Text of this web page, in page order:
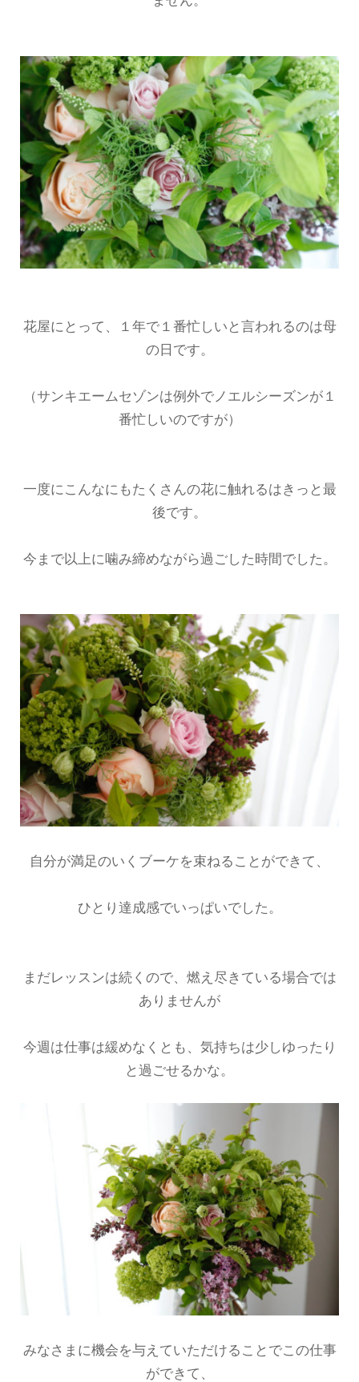
花屋にとって、１年で１番忙しいと言われるのは母
の日です。
（サンキエームセゾンは例外でノエルシーズンが１
番忙しいのですが）
一度にこんなにもたくさんの花に触れるはきっと最
後です。
今まで以上に噛み締めながら過ごした時間でした。
自分が満足のいくブーケを束ねることができて、
ひとり達成感でいっぱいでした。
まだレッスンは続くので、燃え尽きている場合では
ありませんが
今週は仕事は緩めなくとも、気持ちは少しゆったり
と過ごせるかな。
みなさまに機会を与えていただけることでこの仕事
ができて、